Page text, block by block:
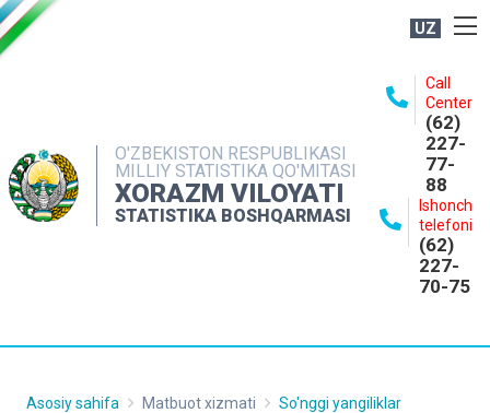
UZ
O'ZBEKISTON RESPUBLIKASI
MILLIY STATISTIKA QO'MITASI
XORAZM VILOYATI
STATISTIKA BOSHQARMASI
Call
Center
(62)
227-
77-
88
Ishonch
telefoni
(62)
227-
70-75
NASHRLAR
INTERAKTIV XIZMATLAR
MATBUOT XIZMATI
Asosiy sahifa Matbuot xizmati So'nggi yangiliklar